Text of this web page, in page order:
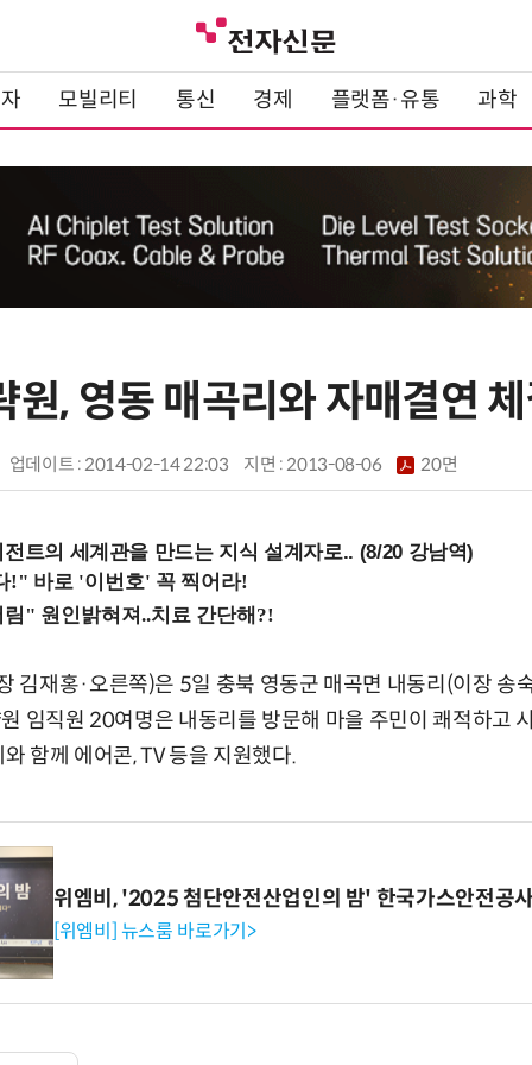
모빌리티 통신 경제 플랫폼·유통 과학
원, 영동 매곡리와 자매결연
업데이트 : 2014-02-14 22:03 지면 :2013-08-06 20면
트의 세계관을 만드는 지식 설계자로.. (8/20 강남역)
김재홍·오른쪽)은 5일 충북 영동군 매곡면 내동리(이장 송
임직원 20여명은 내동리를 방문해 마을 주민이 쾌적하고
함께 에어콘, TV 등을 지원했다.
위엠비, '2025 첨단안전산업인의 밤' 한국가스안전공
[위엠비] 뉴스룸 바로가기>